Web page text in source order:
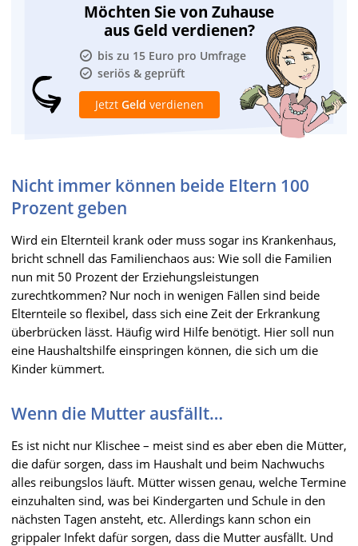
Möchten Sie von Zuhause
aus Geld verdienen?
bis zu 15 Euro pro Umfrage
seriös & geprüft
Jetzt Geld verdienen
Nicht immer können beide Eltern 100
Prozent geben
Wird ein Elternteil krank oder muss sogar ins Krankenhaus,
bricht schnell das Familienchaos aus: Wie soll die Familien
nun mit 50 Prozent der Erziehungsleistungen
zurechtkommen? Nur noch in wenigen Fällen sind beide
Elternteile so flexibel, dass sich eine Zeit der Erkrankung
überbrücken lässt. Häufig wird Hilfe benötigt. Hier soll nun
eine Haushaltshilfe einspringen können, die sich um die
Kinder kümmert.
Wenn die Mutter ausfällt…
Es ist nicht nur Klischee – meist sind es aber eben die Mütter,
die dafür sorgen, dass im Haushalt und beim Nachwuchs
alles reibungslos läuft. Mütter wissen genau, welche Termine
einzuhalten sind, was bei Kindergarten und Schule in den
nächsten Tagen ansteht, etc. Allerdings kann schon ein
grippaler Infekt dafür sorgen, dass die Mutter ausfällt. Und